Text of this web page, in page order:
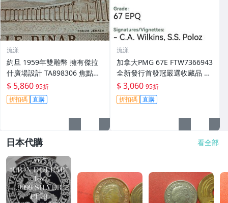
流漾
約旦 1959年雙雕幣 擁有傑拉
什廣場設計 TA898306 焦點拍
賣 1959 0.5 杰拉什廣場 幣章
銀幣
$ 5,860 95折
折扣碼 直購
流漾
加拿大PMG 67E FTW7366943
全新發行首發冠嚴選收藏品 首
發 全新 冠軍硬幣 加拿大幣
$ 3,060 95折
折扣碼 直購
日本代購 看全部